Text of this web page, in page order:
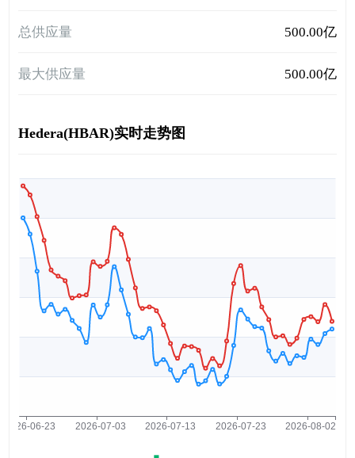
总供应量 500.00亿
最大供应量 500.00亿
Hedera(HBAR)实时走势图